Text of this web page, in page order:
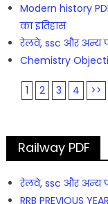
Modern history
का इतिहास
रेलवे, ssc और अन्य
Chemistry
1 2 3 4 >>
Railway PDF
रेलवे, ssc और अन्य
RRB PREVIOUS